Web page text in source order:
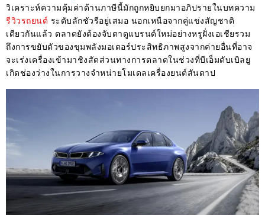
วิเคราะห์ความคุ้มค่าด้านภาษีนี้มักถูกหยิบยกมาอภิปรายในบทความ
รีวิวรถยนต์ ระดับลักชัวรีอยู่เสมอ นอกเหนือจากคู่แข่งสัญชาติ
เดียวกันแล้ว ตลาดยังต้องจับตาดูแบรนด์ใหม่อย่างหรูฝั่งเอเชียรวม
ถึงการขยับตัวของขุมพลังมอเตอร์ประสิทธิภาพสูงจากค่ายอื่นที่อาจ
จะเร่งเครื่องเข้ามาชิงสัดส่วนทางการตลาดในช่วงที่บีเอ็มดับเบิลยู
เกิดช่องว่างในการวางจำหน่ายโมเดลเครื่องยนต์สันดาป